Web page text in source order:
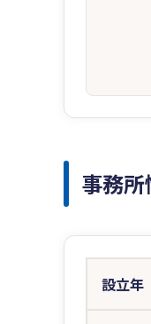
事務
設立年